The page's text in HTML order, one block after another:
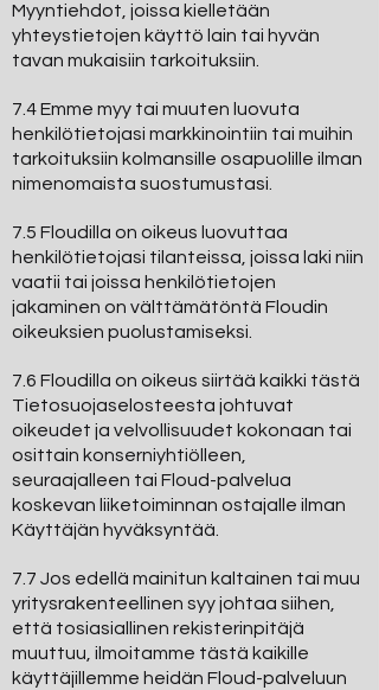
Myyntiehdot, joissa kielletään
yhteystietojen käyttö lain tai hyvän
tavan mukaisiin tarkoituksiin.
7.4 Emme myy tai muuten luovuta
henkilötietojasi markkinointiin tai muihin
tarkoituksiin kolmansille osapuolille ilman
nimenomaista suostumustasi.
7.5 Floudilla on oikeus luovuttaa
henkilötietojasi tilanteissa, joissa laki niin
vaatii tai joissa henkilötietojen
jakaminen on välttämätöntä Floudin
oikeuksien puolustamiseksi.
7.6 Floudilla on oikeus siirtää kaikki tästä
Tietosuojaselosteesta johtuvat
oikeudet ja velvollisuudet kokonaan tai
osittain konserniyhtiölleen,
seuraajalleen tai Floud-palvelua
koskevan liiketoiminnan ostajalle ilman
Käyttäjän hyväksyntää.
7.7 Jos edellä mainitun kaltainen tai muu
yritysrakenteellinen syy johtaa siihen,
että tosiasiallinen rekisterinpitäjä
muuttuu, ilmoitamme tästä kaikille
käyttäjillemme heidän Floud-palveluun